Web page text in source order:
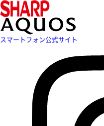
スマートフォン公式サイト